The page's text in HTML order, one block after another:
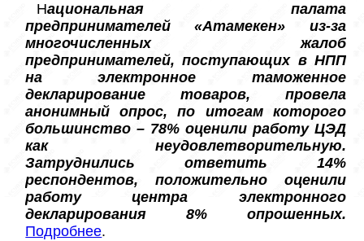
Национальная палата
предпринимателей «Атамекен» из-за
многочисленных жалоб
предпринимателей, поступающих в НПП
на электронное таможенное
декларирование товаров, провела
анонимный опрос, по итогам которого
большинство – 78% оценили работу ЦЭД
как неудовлетворительную.
Затруднились ответить 14%
респондентов, положительно оценили
работу центра электронного
декларирования 8% опрошенных.
Подробнее.